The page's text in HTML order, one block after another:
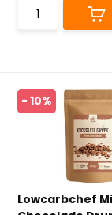
- 10%
Lowcarbchef